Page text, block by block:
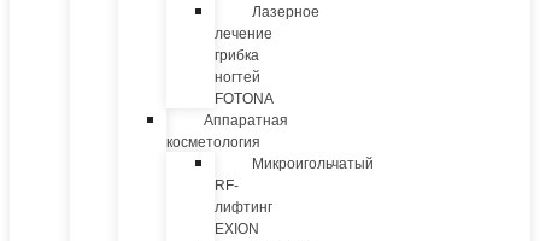
Лазерное
лечение
грибка
ногтей
FOTONA
Аппаратная
косметология
Микроигольчатый
RF-
лифтинг
EXION